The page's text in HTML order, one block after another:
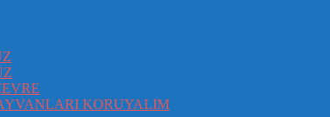
KORUYALIM